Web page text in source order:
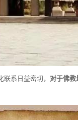
系日益密切， 对于佛